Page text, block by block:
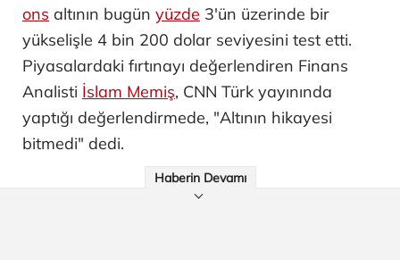
ons altının bugün yüzde 3'ün üzerinde bir
yükselişle 4 bin 200 dolar seviyesini test etti.
Piyasalardaki fırtınayı değerlendiren Finans
Analisti İslam Memiş, CNN Türk yayınında
yaptığı değerlendirmede, "Altının hikayesi
bitmedi" dedi.
Haberin Devamı